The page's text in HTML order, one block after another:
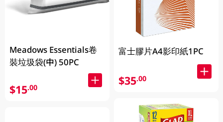
Meadows Essentials卷
裝垃圾袋(中) 50PC
$15.00
富士膠片A4影印紙1PC
$35.00